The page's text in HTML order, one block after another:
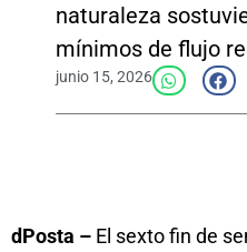
naturaleza
mínimos de flujo
junio 15, 2026
dPosta – El sexto fin de